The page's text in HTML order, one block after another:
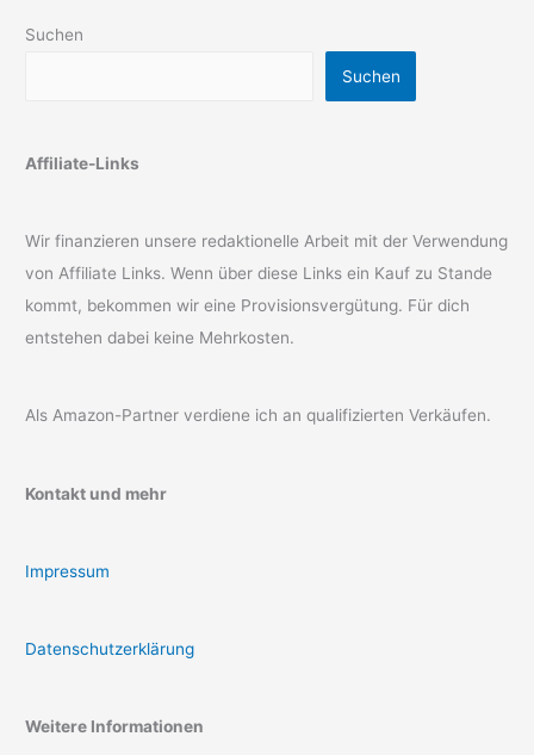
Suchen
Suchen
Affiliate-Links
Wir finanzieren unsere redaktionelle Arbeit mit der Verwendung
von Affiliate Links. Wenn über diese Links ein Kauf zu Stande
kommt, bekommen wir eine Provisionsvergütung. Für dich
entstehen dabei keine Mehrkosten.
Als Amazon-Partner verdiene ich an qualifizierten Verkäufen.
Kontakt und mehr
Impressum
Datenschutzerklärung
Weitere Informationen